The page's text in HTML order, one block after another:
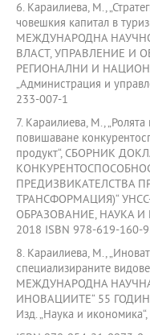
6. Караилиева, М.,
човешкия капитал в
МЕЖДУНАРОДНА
ВЛАСТ, УПРАВЛЕНИЕ И
РЕГИОНАЛНИ И
„Администрация и
233-007-1
7. Караилиева, М.,
повишаване
продукт“, СБОРНИК
ПРЕДИЗВИКАТЕЛСТВА
ТРАНСФОРМАЦИЯ)“
ОБРАЗОВАНИЕ, НАУКА И
2018 ISBN 978-619-160-
8. Караилиева, М.,
специализираните
МЕЖДУНАРОДНА
ИНОВАЦИИТЕ“ 55
Изд. „Наука и